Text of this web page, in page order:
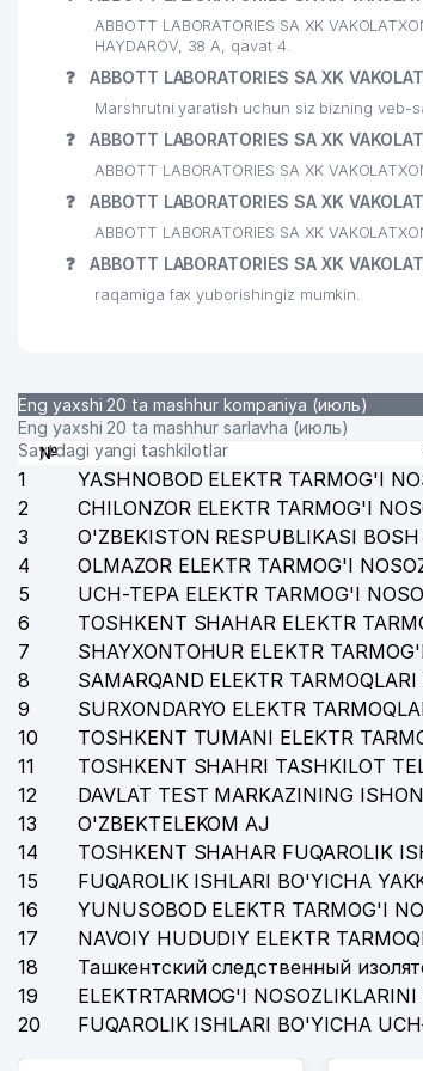
DORI-DARMON HCP MChJ
26 ELGA XIZMAT MIROBOD MChJ
ARK OSIYO MChJ
32 BOSHTRANSLOYIHA AJ
EAST STARK-TV XUSUSIY KORXONASI
AFROSIYOB-KOMMUNALCHI UY-JOY
GIPROSTROYMOST MChJ
DIGITAL SERVIS PLUS XUSUSIY
HUAWEI TECH INVESTMENT
PREMIUM COFFEE SHEVCHENKO
BILIM POEZDI NODAVLAT TA'LIM
ITALHEAT GROUP MChJ
IROBI TECH GROUP XUSUSIY
HANIFA BUSINESS SOLUTION MChJ
BARTREST SERVIS MChJ
MIROBOD TUMANI HOKIMIYATI
ABBOTT LABORATORIES SA XK
HAYDAROV, 38 А, qavat 4.
❓ ABBOTT LABORATORIES SA XK
Marshrutni yaratish uchun siz bizning veb-
❓ ABBOTT LABORATORIES SA XK
ABBOTT LABORATORIES SA XK
❓ ABBOTT LABORATORIES SA XK
ABBOTT LABORATORIES SA XK
❓ ABBOTT LABORATORIES SA XK
raqamiga fax yuborishingiz mumkin.
Eng yaxshi 20 ta mashhur kompaniya (июль)
Eng yaxshi 20 ta mashhur sarlavha (июль)
Saytdagi yangi tashkilotlar
№
1 YASHNOBOD ELEKTR TARMOG'I
2
CHILONZOR ELEKTR TARMOG'I
3
O'ZBEKISTON RESPUBLIKASI
4
OLMAZOR ELEKTR TARMOG'I
5
UCH-TEPA ELEKTR TARMOG'I
6
TOSHKENT SHAHAR ELEKTR
7
SHAYXONTOHUR ELEKTR
8
SAMARQAND ELEKTR
9
SURXONDARYO ELEKTR
10
TOSHKENT TUMANI ELEKTR
11
TOSHKENT SHAHRI TASHKILOT
12
DAVLAT TEST MARKAZINING
13
O'ZBEKTELEKOM AJ
14
TOSHKENT SHAHAR FUQAROLIK
15
FUQAROLIK ISHLARI BO'YICHA
16
YUNUSOBOD ELEKTR TARMOG'I
17
NAVOIY HUDUDIY ELEKTR
18
Ташкентский следственный
19
ELEKTRTARMOG'I
20
FUQAROLIK ISHLARI BO'YICHA